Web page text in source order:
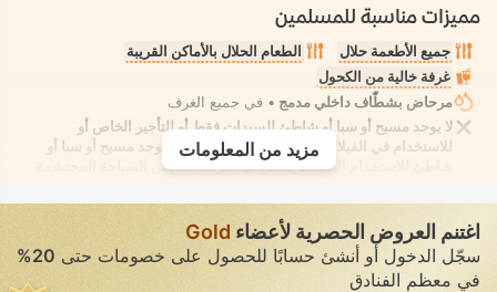
مميزات مناسبة للمسلمين
جميع الأطعمة حلال
الطعام الحلال بالأماكن القريبة
غرفة خالية من الكحول
مرحاض بشطّاف داخلي مدمج • في جميع الغرف
لا يوجد مسبح أو سبا أو شاطئ للسيدات فقط أو للتأجير الخاص أو
للاستخدام في الفيلا/الغرفة يوفر الانعزال التام. لا يوجد مسبح أو سبا أو
شاطئ للاستخدام المُختلط يُسمح فيه بارتداء ملابس السباحة المحتشمة
مزيد من المعلومات
اغتنم العروض الحصرية لأعضاء Gold
سجّل الدخول أو أنشئ حسابًا للحصول على خصومات حتى20%
في معظم الفنادق